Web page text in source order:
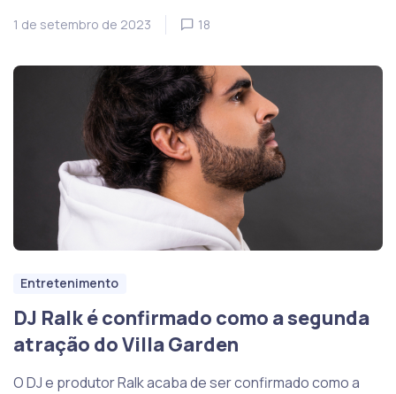
1 de setembro de 2023 18
Entretenimento
DJ Ralk é confirmado como a segunda
atração do Villa Garden
O DJ e produtor Ralk acaba de ser confirmado como a